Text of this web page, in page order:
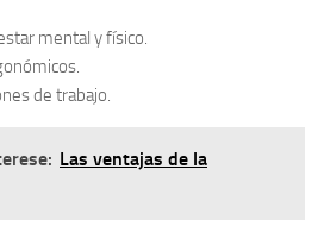
mental y físico.
de trabajo.
Las ventajas de la